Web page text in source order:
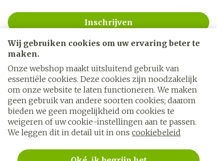
Wij gebruiken cookies om uw ervaring beter te
maken.
Onze webshop maakt uitsluitend gebruik van
essentiële cookies. Deze cookies zijn noodzakelijk
om onze website te laten functioneren. We maken
geen gebruik van andere soorten cookies; daarom
bieden we geen mogelijkheid om cookies te
weigeren of uw cookie-instellingen aan te passen.
We leggen dit in detail uit in ons cookiebeleid
Inschrijven
Door op inschrijven te klikken, schrijft u zich in voor onze
nieuwsbrief en gaat u akkoord met onze
Juridische links